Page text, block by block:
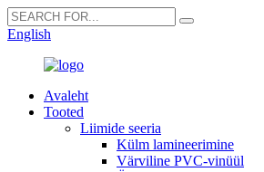
English
Avaleht
Tooted
Liimide seeria
Külm lamineerimine
Värviline PVC-vinüül